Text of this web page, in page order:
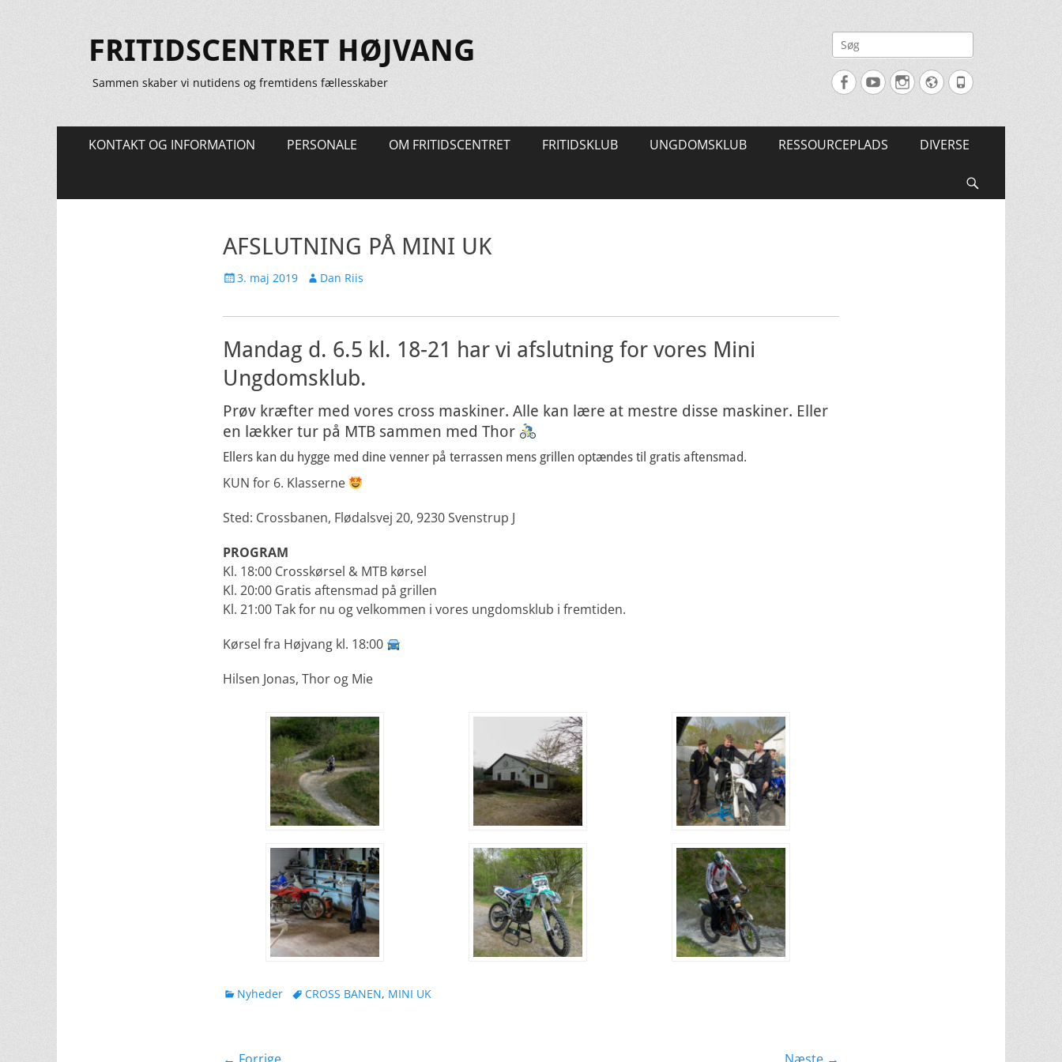
FRITIDSCENTRET HØJVANG
Sammen skaber vi nutidens og fremtidens fællesskaber
Søg
efter:
FacebookYouTubeInstagram
Website
Tlf.
Primær
KONTAKT OG INFORMATION PERSONALE OM FRITIDSCENTRET FRITIDSKLUB UNGDOMSKLUB RESSOURCEPLADS DIVERSE
AFSLUTNING PÅ MINI UK
Udgivet
3. maj 2019 Forfatter
Dan Riis
Mandag d. 6.5 kl. 18-21 har vi afslutning for vores Mini
Ungdomsklub.
Prøv kræfter med vores cross maskiner. Alle kan lære at mestre disse maskiner. Eller
en lækker tur på MTB sammen med Thor
Ellers kan du hygge med dine venner på terrassen mens grillen optændes til gratis aftensmad.
KUN for 6. Klasserne
Sted: Crossbanen, Flødalsvej 20, 9230 Svenstrup J
PROGRAM
Kl. 18:00 Crosskørsel & MTB kørsel
Kl. 20:00 Gratis aftensmad på grillen
Kl. 21:00 Tak for nu og velkommen i vores ungdomsklub i fremtiden.
Kørsel fra Højvang kl. 18:00
Hilsen Jonas, Thor og Mie
kategorier
Nyheder TagsCROSS BANEN, MINI UK